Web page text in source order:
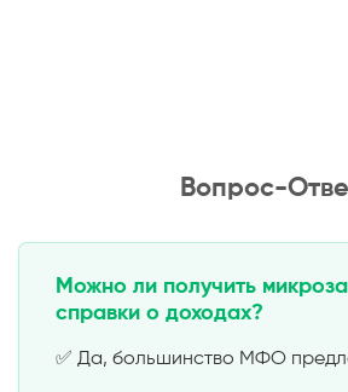
Вопрос-
Можно ли получить
справки о доходах?
✅ Да, большинство МФО